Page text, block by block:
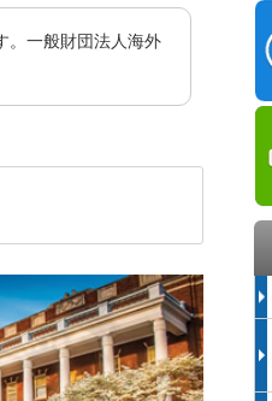
。一般財団法人海外